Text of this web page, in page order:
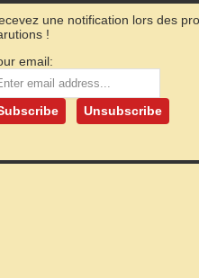
une notification lors des
!
email: